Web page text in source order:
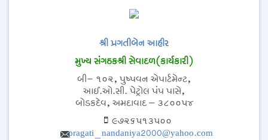
શ્રી પ્રગતીબેન આહીર
મુખ્ય સંગઠકશ્રી સેવાદળ(કાર્યકારી)
બી- ૧૦૨, પુષ્પવન એપાર્ટમેન્ટ,
આઈ.ઓ.સી. પેટ્રોલ પંપ પાસે,
બોડકદેવ, અમદાવાદ – ૩૮૦૦૫૪
૯૭૨૬૫૧૩૫૦૦
pragati_nandaniya2000@yahoo.com